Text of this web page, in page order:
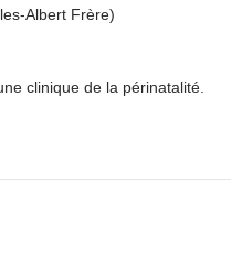
Albert Frère)
clinique de la périnatalité.